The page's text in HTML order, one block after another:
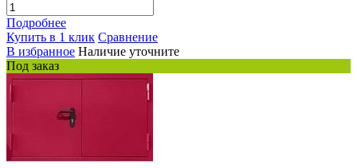
Подробнее
Купить в 1 клик Сравнение
В избранное Наличие уточните
Под заказ